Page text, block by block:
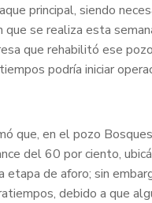
principal, siendo
que se realiza esta
que rehabilitó ese
podría iniciar
que, en el pozo
del 60 por ciento,
etapa de aforo; sin
debido a que